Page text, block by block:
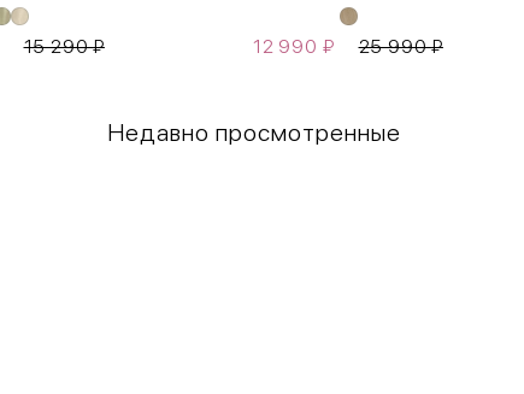
15 290₽ 12 990 ₽ 25 990₽
Недавно просмотренные